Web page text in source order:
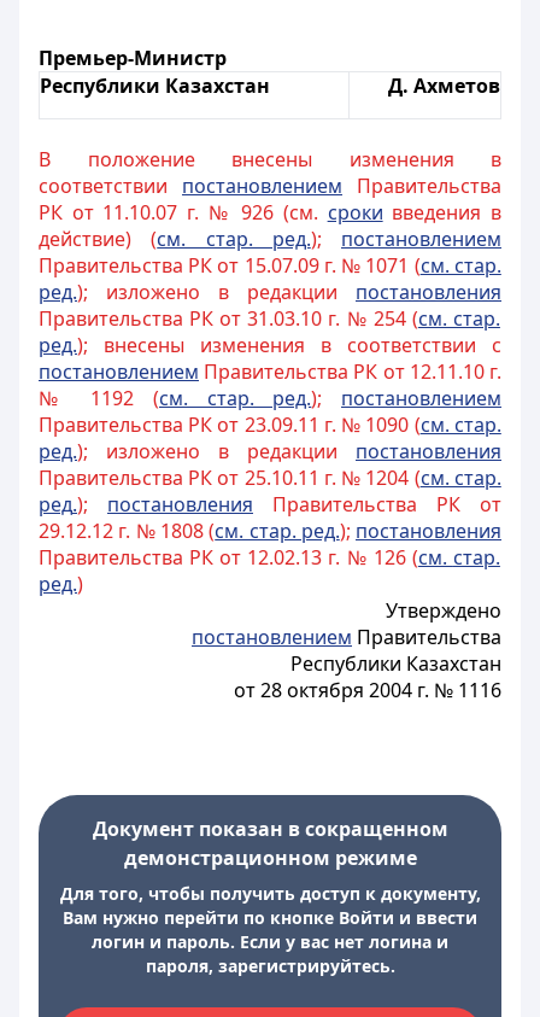
Премьер-Министр
Республики Казахстан
Д. Ахметов
В положение внесены изменения в
соответствии постановлением Правительства
РК от 11.10.07 г. № 926 (см. сроки введения в
действие) (см. стар. ред.); постановлением
Правительства РК от 15.07.09 г. № 1071 (см. стар.
ред.); изложено в редакции постановления
Правительства РК от 31.03.10 г. № 254 (см. стар.
ред.); внесены изменения в соответствии с
постановлением Правительства РК от 12.11.10 г.
№ 1192 (см. стар. ред.); постановлением
Правительства РК от 23.09.11 г. № 1090 (см. стар.
ред.); изложено в редакции постановления
Правительства РК от 25.10.11 г. № 1204 (см. стар.
ред.); постановления Правительства РК от
29.12.12 г. № 1808 (см. стар. ред.); постановления
Правительства РК от 12.02.13 г. № 126 (см. стар.
ред.)
Утверждено
постановлением Правительства
Республики Казахстан
от 28 октября 2004 г. № 1116
Документ показан в сокращенном
демонстрационном режиме
Для того, чтобы получить доступ к документу,
Вам нужно перейти по кнопке Войти и ввести
логин и пароль. Если у вас нет логина и
пароля, зарегистрируйтесь.